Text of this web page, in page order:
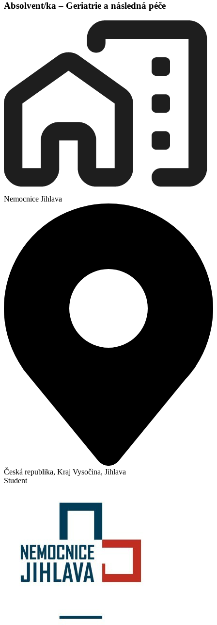
Absolvent/ka – Geriatrie a následná péče
Nemocnice Jihlava
Česká republika, Kraj Vysočina, Jihlava
Student